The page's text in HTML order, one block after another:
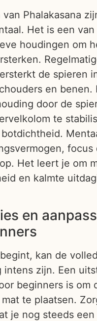
Phalakasana
Het is een van
houdingen om
de spieren
en benen.
door de
te
focus
Het leert je om
en kalmte
en
kan de
intens zijn. Een
beginners is om
te plaatsen.
je nog steeds